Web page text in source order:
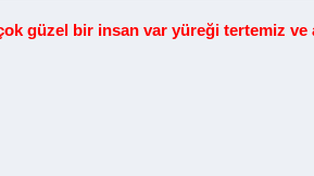
güzel bir insan var yüreği tertemiz